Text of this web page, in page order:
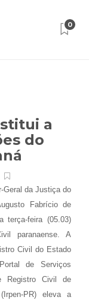
0
a
do
Geral da Justiça do
Fabrício de
terça-feira (05.03)
paranaense. A
Civil do Estado
de Serviços
Registro Civil de
PR) eleva a